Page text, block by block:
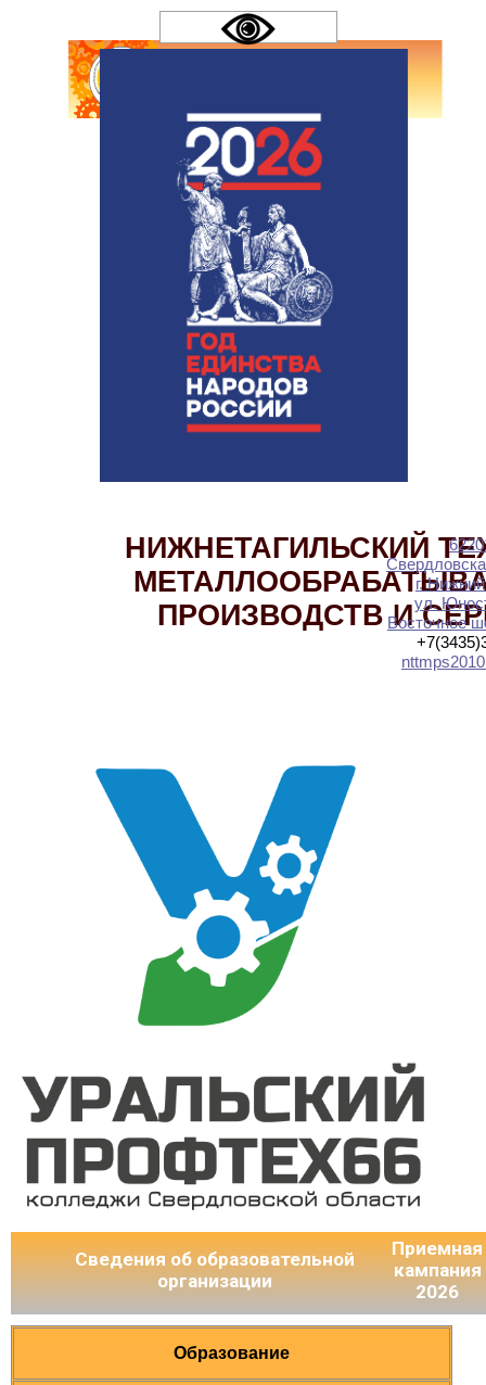
НИЖНЕТАГИЛЬСКИЙ
ПРОИЗВОДСТВ И
г.
ул.
Восточное
Сведения об образовательной
организации
Приемная
кампания
2026
Образование